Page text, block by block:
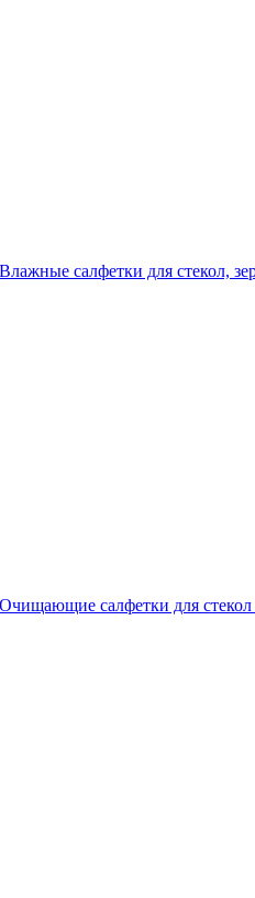
Влажные салфетки для стекол,
Очищающие салфетки для стекол